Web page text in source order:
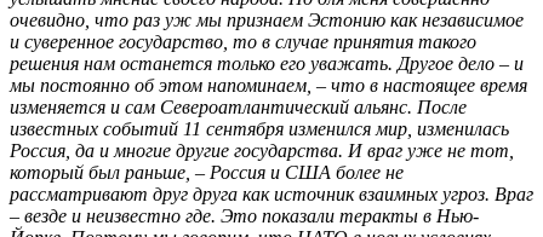
очевидно, что раз уж мы признаем Эстонию как независимое
и суверенное государство, то в случае принятия такого
решения нам останется только его уважать. Другое дело – и
мы постоянно об этом напоминаем, – что в настоящее время
изменяется и сам Североатлантический альянс. После
известных событий 11 сентября изменился мир, изменилась
Россия, да и многие другие государства. И враг уже не тот,
который был раньше, – Россия и США более не
рассматривают друг друга как источник взаимных угроз. Враг
– везде и неизвестно где. Это показали теракты в Нью-